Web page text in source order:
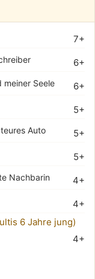
7+
6+
6+
meiner Seele
5+
5+
Auto
5+
4+
Nachbarin
4+
4+